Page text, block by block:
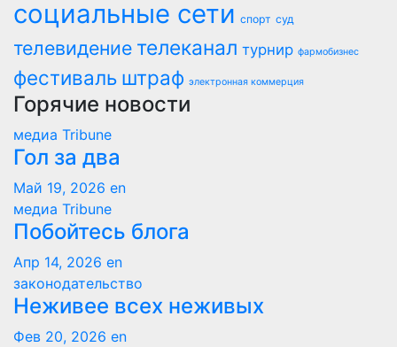
социальные сети спорт суд
телевидение телеканал турнир фармобизнес
фестиваль штраф электронная коммерция
Горячие новости
медиа Tribune
Гол за два
Май 19, 2026 en
медиа Tribune
Побойтесь блога
Апр 14, 2026 en
законодательство
Неживее всех неживых
Фев 20, 2026 en